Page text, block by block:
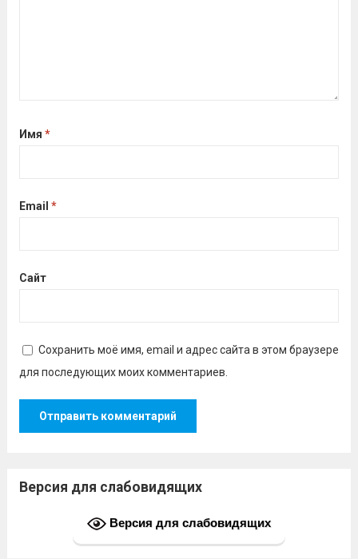
Имя *
Email *
Сайт
Сохранить моё имя, email и адрес сайта в этом браузере
для последующих моих комментариев.
Версия для слабовидящих
Версия для слабовидящих